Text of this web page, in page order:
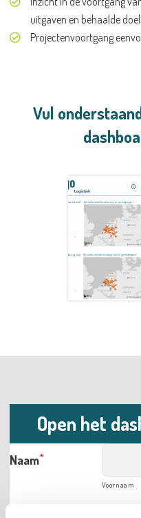
uitgaven en behaalde
Projectenvoortgang
Vul
Open het
Naam*
Voornaam